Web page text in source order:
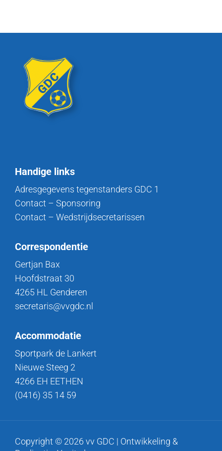
Handige links
Adresgegevens tegenstanders GDC 1
Contact – Sponsoring
Contact – Wedstrijdsecretarissen
Correspondentie
Gertjan Bax
Hoofdstraat 30
4265 HL Genderen
secretaris@vvgdc.nl
Accommodatie
Sportpark de Lankert
Nieuwe Steeg 2
4266 EH EETHEN
(0416) 35 14 59
Copyright © 2026 vv GDC | Ontwikkeling &